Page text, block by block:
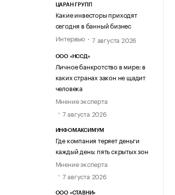
ЦАРАН ГРУПП
Какие инвесторы приходят
сегодня в банный бизнес
Интервью
7 августа 2026
ООО «НССД»
Личное банкротство в мире: в
каких странах закон не щадит
человека
Мнение эксперта
7 августа 2026
ИНФОМАКСИМУМ
Где компания теряет деньги
каждый день: пять скрытых зон
Мнение эксперта
7 августа 2026
ООО «СТАВНИ»